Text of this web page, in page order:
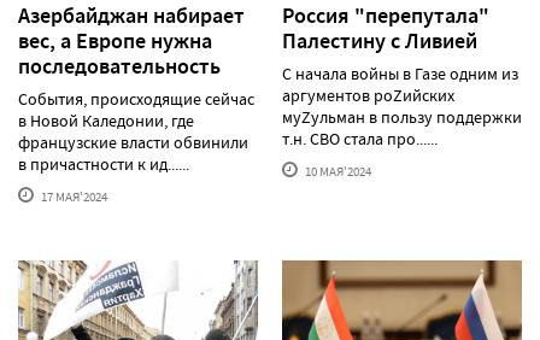
Азербайджан набирает
вес, а Европе нужна
последовательность
События, происходящие сейчас
в Новой Каледонии, где
французские власти обвинили
в причастности к ид......
17 МАЯ'2024
Россия "перепутала"
Палестину с Ливией
С начала войны в Газе одним из
аргументов роZийских
муZульман в пользу поддержки
т.н. СВО стала про......
10 МАЯ'2024